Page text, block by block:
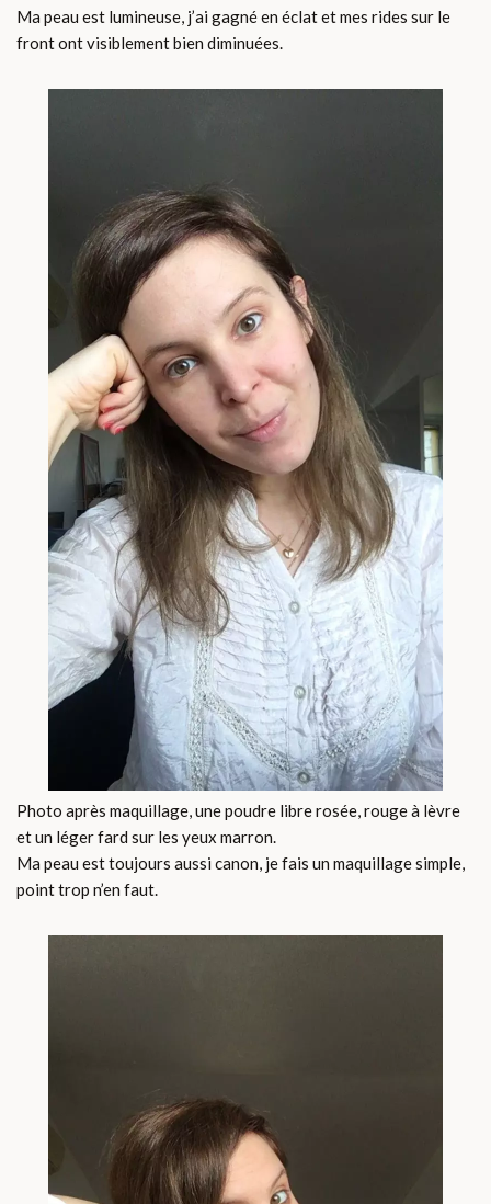
Ma peau est lumineuse, j’ai gagné en éclat et mes rides sur le
front ont visiblement bien diminuées.
Photo après maquillage, une poudre libre rosée, rouge à lèvre
et un léger fard sur les yeux marron.
Ma peau est toujours aussi canon, je fais un maquillage simple,
point trop n’en faut.